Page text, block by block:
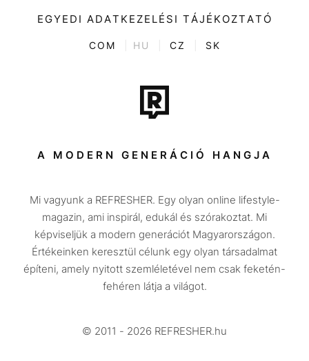
Kultúra
ENTR
Tech-Tudomány
Sport
Társadalom
Utazás
Életmód
Design
Beszélgetések
Videó
EGYEDI ADATKEZELÉSI TÁJÉKOZTATÓ
COM HU CZ SK
A MODERN GENERÁCIÓ HANGJA
Mi vagyunk a REFRESHER. Egy olyan online lifestyle-
magazin, ami inspirál, edukál és szórakoztat. Mi
képviseljük a modern generációt Magyarországon.
Értékeinken keresztül célunk egy olyan társadalmat
építeni, amely nyitott szemléletével nem csak feketén-
fehéren látja a világot.
© 2011 - 2026 REFRESHER.hu